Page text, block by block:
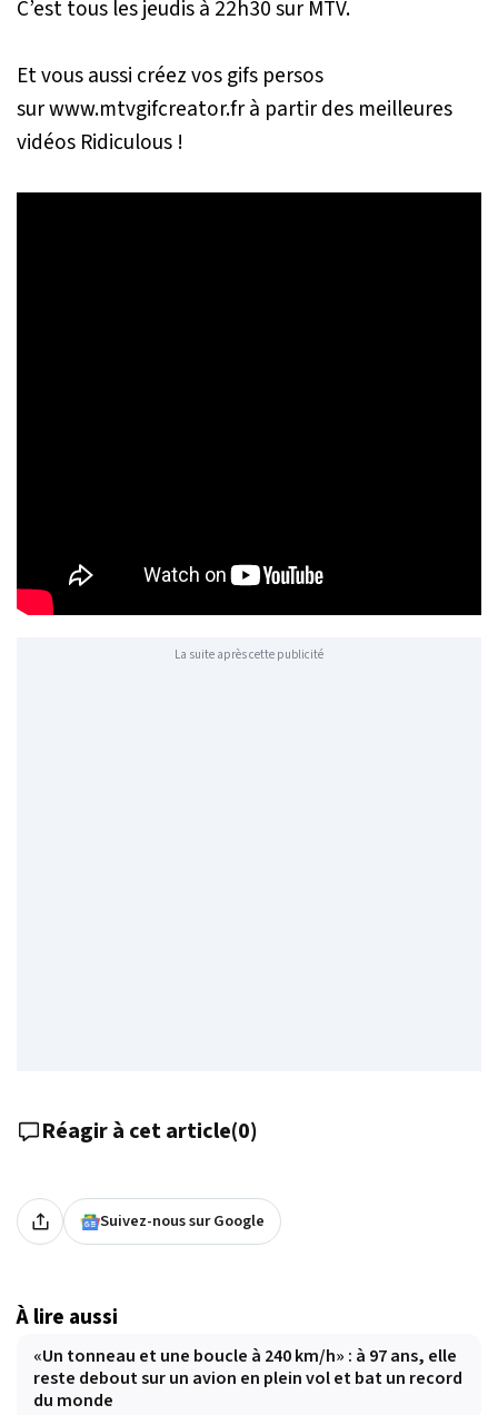
C’est tous les jeudis à 22h30 sur MTV.
Et vous aussi créez vos gifs persos
sur www.mtvgifcreator.fr à partir des meilleures
vidéos Ridiculous !
La suite après cette publicité
Réagir à cet article(0)
Suivez-nous sur Google
À lire aussi
«Un tonneau et une boucle à 240 km/h» : à 97 ans, elle
reste debout sur un avion en plein vol et bat un record
du monde